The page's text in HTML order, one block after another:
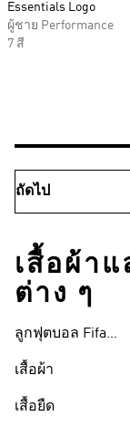
Essentials Logo
ผู้ชาย Performance
7 สี
ถัดไป
เสื้อผ้าแ
ต่าง ๆ
ลูกฟุตบอล Fifa
เสื้อผ้า
เสื้อยืด